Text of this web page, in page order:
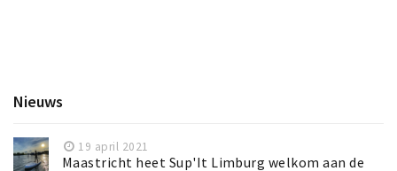
Nieuws
19 april 2021
Maastricht heet Sup'It Limburg welkom aan de